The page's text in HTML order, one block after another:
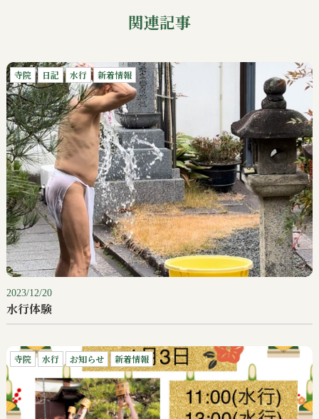
関連記事
寺院 日記 水行 新着情報
2023/12/20
水行体験
寺院 水行 お知らせ 新着情報